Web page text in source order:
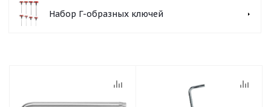
Набор Г-образных ключей